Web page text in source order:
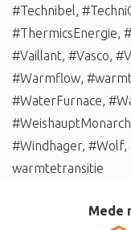
#Technibel,
#ThermicsEnergie,
#Vaillant, #Vasco,
#Warmflow,
#WaterFurnace,
#WeishauptMonarch
#Windhager, #Wolf,
warmtetransitie
Mede